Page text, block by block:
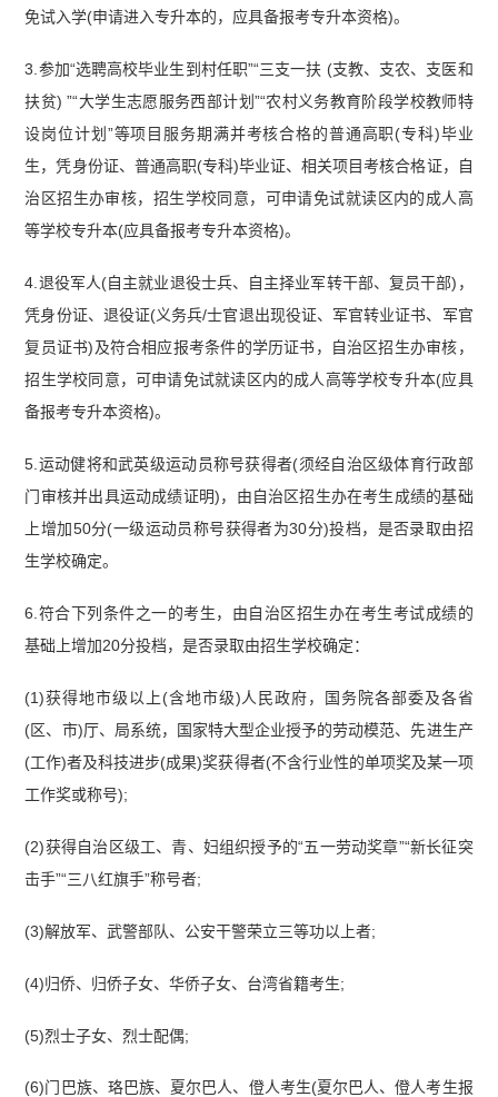
免试入学(申请进入专升本的，应具备报考专升本资格)。
3.参加“选聘高校毕业生到村任职”“三支一扶 (支教、支农、支医和
扶贫) ”“大学生志愿服务西部计划”“农村义务教育阶段学校教师特
设岗位计划”等项目服务期满并考核合格的普通高职(专科)毕业
生，凭身份证、普通高职(专科)毕业证、相关项目考核合格证，自
治区招生办审核，招生学校同意，可申请免试就读区内的成人高
等学校专升本(应具备报考专升本资格)。
4.退役军人(自主就业退役士兵、自主择业军转干部、复员干部)，
凭身份证、退役证(义务兵/士官退出现役证、军官转业证书、军官
复员证书)及符合相应报考条件的学历证书，自治区招生办审核，
招生学校同意，可申请免试就读区内的成人高等学校专升本(应具
备报考专升本资格)。
5.运动健将和武英级运动员称号获得者(须经自治区级体育行政部
门审核并出具运动成绩证明)，由自治区招生办在考生成绩的基础
上增加50分(一级运动员称号获得者为30分)投档，是否录取由招
生学校确定。
6.符合下列条件之一的考生，由自治区招生办在考生考试成绩的
基础上增加20分投档，是否录取由招生学校确定：
(1)获得地市级以上(含地市级)人民政府，国务院各部委及各省
(区、市)厅、局系统，国家特大型企业授予的劳动模范、先进生产
(工作)者及科技进步(成果)奖获得者(不含行业性的单项奖及某一项
工作奖或称号);
(2)获得自治区级工、青、妇组织授予的“五一劳动奖章”“新长征突
击手”“三八红旗手”称号者;
(3)解放军、武警部队、公安干警荣立三等功以上者;
(4)归侨、归侨子女、华侨子女、台湾省籍考生;
(5)烈士子女、烈士配偶;
(6)门巴族、珞巴族、夏尔巴人、僜人考生(夏尔巴人、僜人考生报